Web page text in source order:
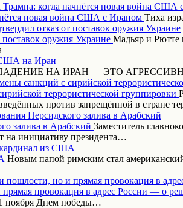
Трампа: когда начнётся новая война США
Тиха
отказ от поставок оружия Украине
Мадьяр и Рютте
на Иран
НА ИРАН — ЭТО
санкций с сирийской
против запрещённой в стране
Персидского залива в Арабский
Заместитель
на инициативу президента…
из США
Новым папой римским стал
пошлости, но и прямая провокация в
ноября Днем победы…